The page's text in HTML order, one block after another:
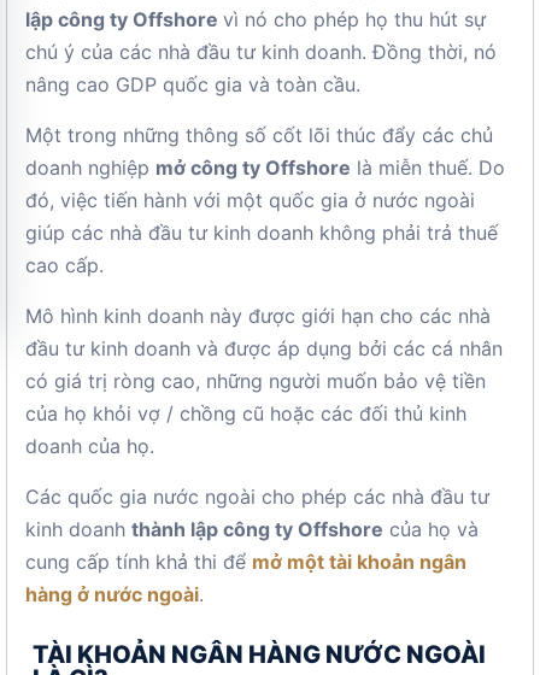
lập công ty Offshore vì nó cho phép họ thu hút sự
chú ý của các nhà đầu tư kinh doanh. Đồng thời, nó
nâng cao GDP quốc gia và toàn cầu.
Một trong những thông số cốt lõi thúc đẩy các chủ
doanh nghiệp mở công ty Offshore là miễn thuế. Do
đó, việc tiến hành với một quốc gia ở nước ngoài
giúp các nhà đầu tư kinh doanh không phải trả thuế
cao cấp.
Mô hình kinh doanh này được giới hạn cho các nhà
đầu tư kinh doanh và được áp dụng bởi các cá nhân
có giá trị ròng cao, những người muốn bảo vệ tiền
của họ khỏi vợ / chồng cũ hoặc các đối thủ kinh
doanh của họ.
Các quốc gia nước ngoài cho phép các nhà đầu tư
kinh doanh thành lập công ty Offshore của họ và
cung cấp tính khả thi để mở một tài khoản ngân
hàng ở nước ngoài.
TÀI KHOẢN NGÂN HÀNG NƯỚC NGOÀI